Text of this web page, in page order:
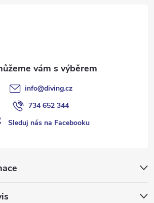
info@diving.cz
734 652 344
Sleduj nás na Facebooku